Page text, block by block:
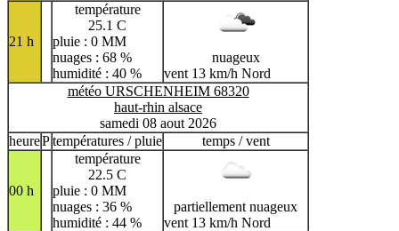
21 h
température
25.1 C
pluie : 0 MM
nuages : 68 %
humidité : 40 %
nuageux
vent 13 km/h Nord
météo URSCHENHEIM 68320
haut-rhin alsace
samedi 08 aout 2026
heurePtempératures / pluie temps / vent
00 h
température
22.5 C
pluie : 0 MM
nuages : 36 %
humidité : 44 %
partiellement nuageux
vent 13 km/h Nord